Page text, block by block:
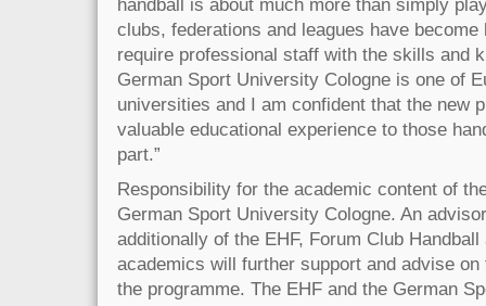
handball is about much more than simply
clubs, federations and leagues have
require professional staff with the skills and
German Sport University Cologne is one of
universities and I am confident that the new
valuable educational experience to those
part.”
Responsibility for the academic content of
German Sport University Cologne. An
additionally of the EHF, Forum Club
academics will further support and advise
the programme. The EHF and the German